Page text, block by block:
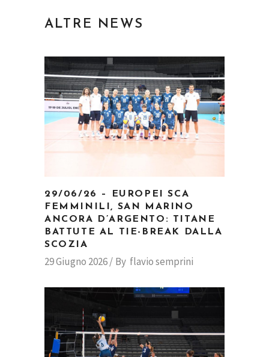
ALTRE NEWS
29/06/26 – EUROPEI SCA
FEMMINILI, SAN MARINO
ANCORA D’ARGENTO: TITANE
BATTUTE AL TIE-BREAK DALLA
SCOZIA
29 Giugno 2026 By flavio semprini